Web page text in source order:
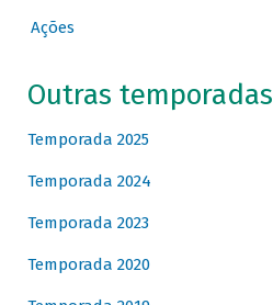
Ações
Outras temporadas
Temporada 2025
Temporada 2024
Temporada 2023
Temporada 2020